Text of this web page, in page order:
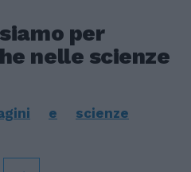
per
nelle scienze
e
scienze